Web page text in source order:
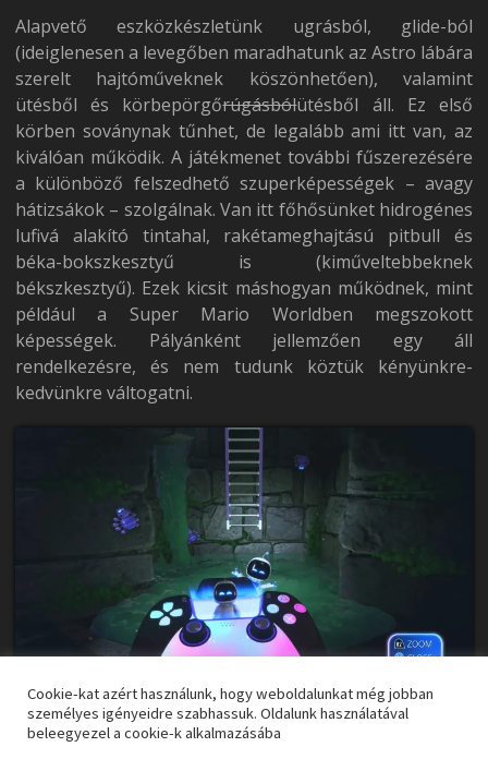
Alapvető eszközkészletünk ugrásból, glide-ból
(ideiglenesen a levegőben maradhatunk az Astro lábára
szerelt hajtóműveknek köszönhetően), valamint
ütésből és körbepörgőrúgásbólütésből áll. Ez első
körben soványnak tűnhet, de legalább ami itt van, az
kiválóan működik. A játékmenet további fűszerezésére
a különböző felszedhető szuperképességek – avagy
hátizsákok – szolgálnak. Van itt főhősünket hidrogénes
lufivá alakító tintahal, rakétameghajtású pitbull és
béka-bokszkesztyű is (kiműveltebbeknek
békszkesztyű). Ezek kicsit máshogyan működnek, mint
például a Super Mario Worldben megszokott
képességek. Pályánként jellemzően egy áll
rendelkezésre, és nem tudunk köztük kényünkre-
kedvünkre váltogatni.
Ennek a hátránya, hogy kevesebb egyéni szabadságot
enged számunkra a játék. Ez azonban ritkán érződött
Cookie-kat azért használunk, hogy weboldalunkat még jobban
személyes igényeidre szabhassuk. Oldalunk használatával
beleegyezel a cookie-k alkalmazásába